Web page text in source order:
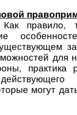
правило,
для
практика
могут